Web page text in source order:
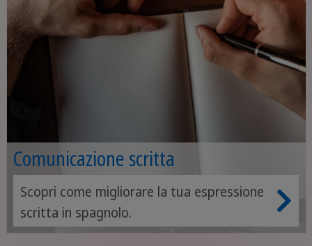
Comunicazione scritta
Scopri come migliorare la tua espressione
scritta in spagnolo.